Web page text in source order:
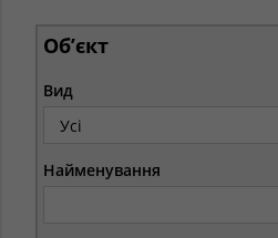
Об’єкт
Вид
Найменування